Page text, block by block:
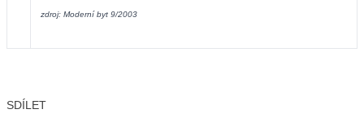
zdroj: Moderní byt 9/2003
SDÍLET